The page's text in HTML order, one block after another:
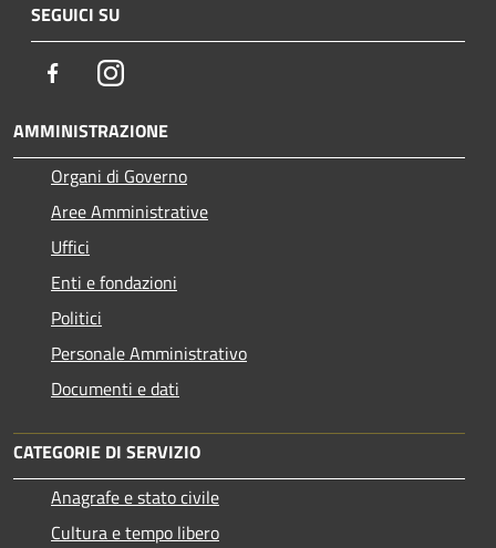
SEGUICI SU
FacebookInstagram
AMMINISTRAZIONE
Organi di Governo
Aree Amministrative
Uffici
Enti e fondazioni
Politici
Personale Amministrativo
Documenti e dati
CATEGORIE DI SERVIZIO
Anagrafe e stato civile
Cultura e tempo libero